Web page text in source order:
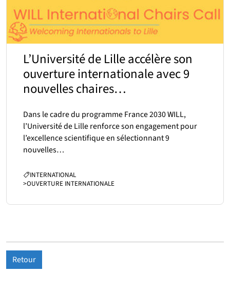
L’Université de Lille accélère son
ouverture internationale avec 9
nouvelles chaires…
Dans le cadre du programme France 2030 WILL,
l’Université de Lille renforce son engagement pour
l’excellence scientifique en sélectionnant 9
nouvelles…
CATÉGORIES :
INTERNATIONAL
>OUVERTURE INTERNATIONALE
Retour